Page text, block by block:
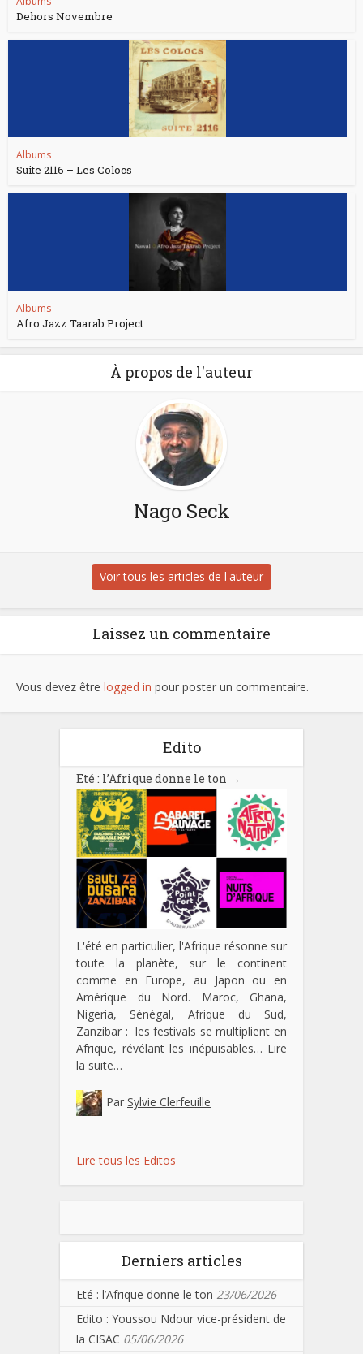
Dehors Novembre
Albums
Suite 2116 – Les Colocs
Albums
Afro Jazz Taarab Project
À propos de l'auteur
Nago Seck
Voir tous les articles de l'auteur
Laissez un commentaire
Vous devez être logged in pour poster un commentaire.
Edito
Eté : l’Afrique donne le ton →
L'été en particulier, l'Afrique résonne sur
toute la planète, sur le continent
comme en Europe, au Japon ou en
Amérique du Nord. Maroc, Ghana,
Nigeria, Sénégal, Afrique du Sud,
Zanzibar : les festivals se multiplient en
Afrique, révélant les inépuisables… Lire
la suite…
Par Sylvie Clerfeuille
Lire tous les Editos
Derniers articles
Eté : l’Afrique donne le ton 23/06/2026
Edito : Youssou Ndour vice-président de
la CISAC 05/06/2026